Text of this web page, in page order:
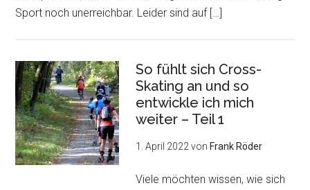
Sport noch unerreichbar. Leider sind auf […]
So fühlt sich Cross-
Skating an und so
entwickle ich mich
weiter – Teil 1
1. April 2022von Frank Röder
Viele möchten wissen, wie sich